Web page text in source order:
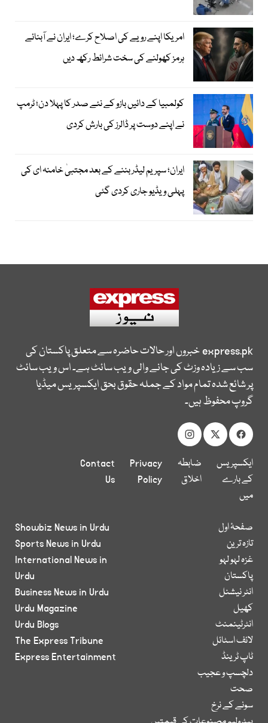
امریکا اپنے رویے کی اصلاح کرے؛ ایران نے آبنائے
ہرمز کھولنے کی سخت شرائط رکھ دیں
کولمبیا کے دائیں بازو کے نئے صدر کا پہلا دن؛ ٹرمپ
نے اپنے دوست پر ڈالرز کی بارش کردی
ایران؛ سپریم لیڈر بننے کے بعد مجتبیٰ خامنہ ای کی
پہلی ویڈیو جاری کردی گئی
express.pkخبروں اور حالات حاضرہ سے متعلق پاکستان کی
سب سے زیادہ وزٹ کی جانے والی ویب سائٹ ہے۔ اس ویب سائٹ
پر شائع شدہ تمام مواد کے جملہ حقوق بحق ایکسپریس میڈیا
گروپ محفوظ ہیں۔
ایکسپریس
کے بارے
میں
ضابطہ
اخلاق
Privacy
Policy
Contact
Us
صفحۂ اول
تازہ ترین
غزہ لہو لہو
پاکستان
انٹر نیشنل
کھیل
انٹرٹینمنٹ
لائف اسٹائل
ٹاپ ٹرینڈ
دلچسپ و عجیب
صحت
سونے کے نرخ
Showbiz News in Urdu
Sports News in Urdu
International News in
Urdu
Business News in Urdu
Urdu Magazine
Urdu Blogs
The Express Tribune
Express Entertainment